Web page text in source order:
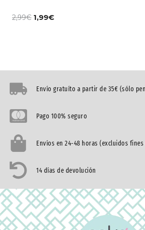
2,99€ 1,99€
Envío gratuíto a partir de 35€ (sólo
Pago 100% seguro
Envíos en 24-48 horas (excluidos fines
14 días de devolución